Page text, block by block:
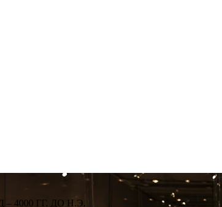
4000 ГГ. ДО Н.Э.